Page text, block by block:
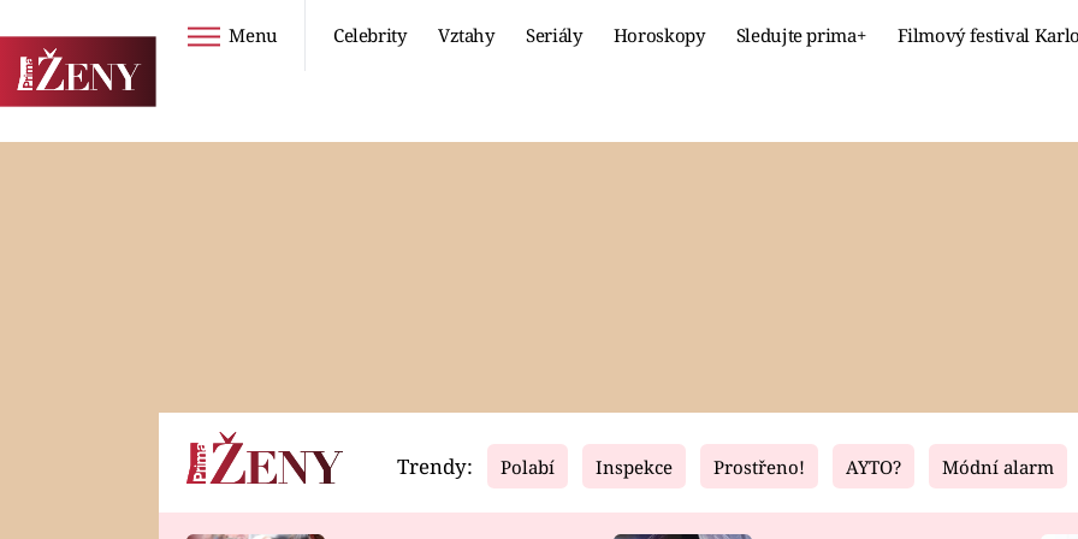
Menu Celebrity Vztahy Seriály Horoskopy Sledujte prima+ Filmový festival
Horoskopy Video Fresh Living
Trendy: Polabí Inspekce Prostřeno! AYTO? Módní alarm